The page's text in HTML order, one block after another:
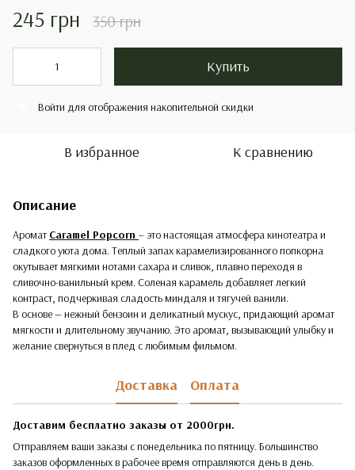
245 грн 350 грн
Купить
Войти для отображения накопительной скидки
В избранное К сравнению
Описание
Аромат Caramel Popcorn – это настоящая атмосфера кинотеатра и
сладкого уюта дома. Теплый запах карамелизированного попкорна
окутывает мягкими нотами сахара и сливок, плавно переходя в
сливочно-ванильный крем. Соленая карамель добавляет легкий
контраст, подчеркивая сладость миндаля и тягучей ванили.
В основе — нежный бензоин и деликатный мускус, придающий аромат
мягкости и длительному звучанию. Это аромат, вызывающий улыбку и
желание свернуться в плед с любимым фильмом.
Доставка Оплата
Доставим бесплатно заказы от 2000грн.
Отправляем ваши заказы с понедельника по пятницу. Большинство
заказов оформленных в рабочее время отправляются день в день.